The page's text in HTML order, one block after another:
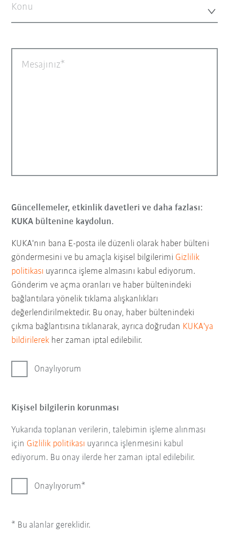
Konu
Mesajınız
Güncellemeler, etkinlik davetleri ve daha fazlası:
KUKA bültenine kaydolun.
KUKA'nın bana E-posta ile düzenli olarak haber bülteni
göndermesini ve bu amaçla kişisel bilgilerimi Gizlilik
politikası uyarınca işleme almasını kabul ediyorum.
Gönderim ve açma oranları ve haber bültenindeki
bağlantılara yönelik tıklama alışkanlıkları
değerlendirilmektedir. Bu onay, haber bültenindeki
çıkma bağlantısına tıklanarak, ayrıca doğrudan KUKA'ya
bildirilerek her zaman iptal edilebilir.
Onaylıyorum
Kişisel bilgilerin korunması
Yukarıda toplanan verilerin, talebimin işleme alınması
için Gizlilik politikası uyarınca işlenmesini kabul
ediyorum. Bu onay ilerde her zaman iptal edilebilir.
Onaylıyorum
* Bu alanlar gereklidir.